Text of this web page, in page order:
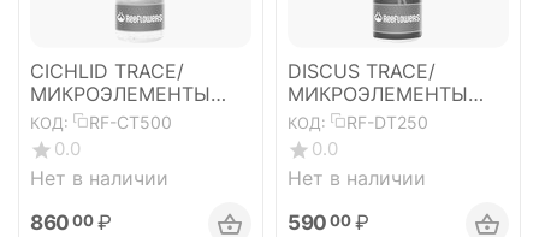
CICHLID TRACE/
МИКРОЭЛЕМЕНТЫ
ДЛЯ ЦИХЛИД-500мл
КОД: RF-CT500
0.0
Нет в наличии
860 00 ₽
DISCUS TRACE/
МИКРОЭЛЕМЕНТЫ
ДЛЯ ДИСКУСОВ -250
мл
КОД: RF-DT250
0.0
Нет в наличии
590 00 ₽